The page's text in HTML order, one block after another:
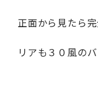
正面から見たら
リアも３０風の